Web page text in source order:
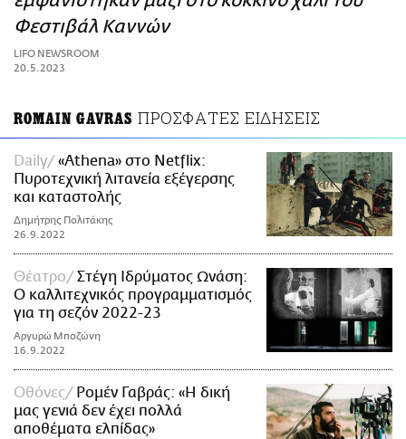
ΑΜΠΑ
PRINT
Φεστιβάλ Καννών
LIFO NEWSROOM
20.5.2023
ROMAIN GAVRAS ΠΡΟΣΦΑΤΕΣ ΕΙΔΗΣΕΙΣ
Daily
«Athena» στο Netflix:
Πυροτεχνική λιτανεία εξέγερσης
και καταστολής
Δημήτρης Πολιτάκης
26.9.2022
Θέατρο
Στέγη Ιδρύματος Ωνάση:
Ο καλλιτεχνικός προγραμματισμός
για τη σεζόν 2022-23
Αργυρώ Μποζώνη
16.9.2022
Οθόνες
Ρομέν Γαβράς: «Η δική
μας γενιά δεν έχει πολλά
αποθέματα ελπίδας»